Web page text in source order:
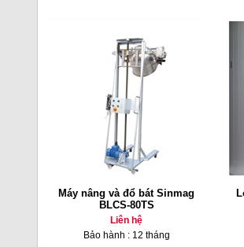
Máy nâng và đổ bát Sinmag
BLCS-80TS
Liên hệ
Bảo hành : 12 tháng